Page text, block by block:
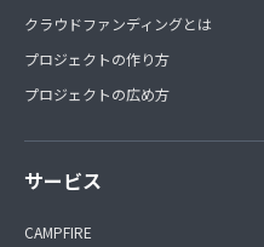
クラウドファンディングとは
プロジェクトの作り方
プロジェクトの広め方
サービス
CAMPFIRE